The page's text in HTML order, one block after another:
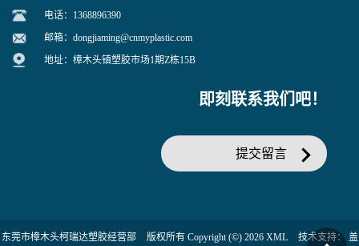
电话：1368896390
邮箱： dongjiaming@cnmyplastic.com
地址：樟木头镇塑胶市场1期Z栋15B
即刻联系我们吧！
提交留言
东莞市樟木头柯瑞达塑胶经营部 版权所有 Copyright (©) 2026 XML 技术支持： 盖